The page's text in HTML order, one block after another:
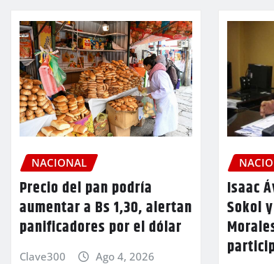
NACIONAL
Precio del pan podría
aumentar a Bs 1,30, alertan
panificadores por el dólar
Clave300 Ago 4, 2026
Isaac
Sokol